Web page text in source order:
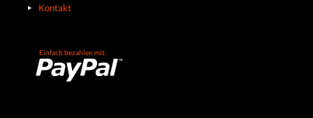
Kontakt
Einfach bezahlen mit: